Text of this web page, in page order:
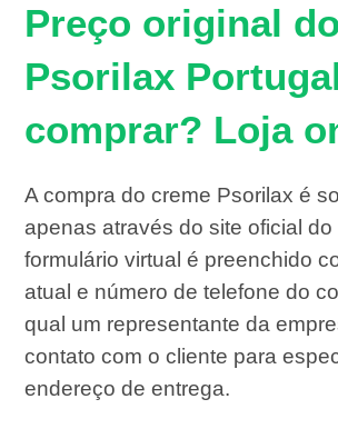
Preço original do
Psorilax
comprar? Loja
A compra do creme Psorilax é
apenas através do site oficial do
formulário virtual é preenchido
atual e número de telefone do
qual um representante da
contato com o cliente para
endereço de entrega.